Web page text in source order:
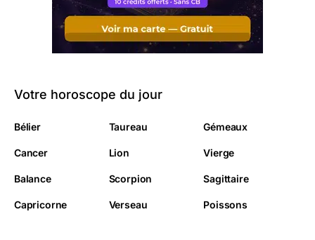
Votre horoscope du jour
Bélier Taureau Gémeaux
Cancer Lion Vierge
Balance Scorpion Sagittaire
Capricorne Verseau Poissons